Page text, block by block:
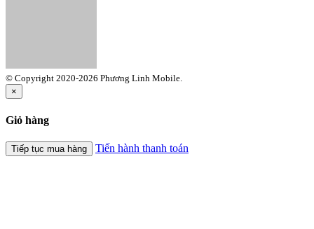
© Copyright 2020-2026 Phương Linh Mobile.
×
Giỏ hàng
Tiếp tục mua hàng Tiến hành thanh toán